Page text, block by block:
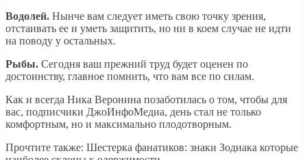
Водолей. Нынче вам следует иметь свою точку зрения,
отстаивать ее и уметь защитить, но ни в коем случае не идти
на поводу у остальных.
Рыбы. Сегодня ваш прежний труд будет оценен по
достоинству, главное помнить, что вам все по силам.
Как и всегда Ника Веронина позаботилась о том, чтобы для
вас, подписчики ДжоИнфоМедиа, день стал не только
комфортным, но и максимально плодотворным.
Прочтите также: Шестерка фанатиков: знаки Зодиака которые